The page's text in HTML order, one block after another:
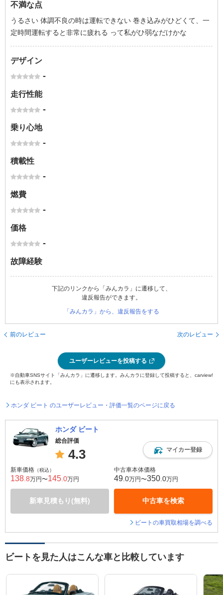
不満な点
うるさい 体調不良の時は運転できない 巻き込みがひどくて、一
定時間運転すると非常に疲れる って私がひ弱なだけかな
デザイン
-
走行性能
-
乗り心地
-
積載性
-
燃費
-
価格
-
故障経験
下記のリンクから「みんカラ」に遷移して、
違反報告ができます。
「みんカラ」から、違反報告をする
前のレビュー 次のレビュー
ユーザーレビューを投稿する
※自動車SNSサイト「みんカラ」に遷移します。みんカラに登録して投稿すると、carview!
にも表示されます。
ホンダ ビート のユーザーレビュー・評価一覧のページに戻る
ホンダ ビート
総合評価
4.3 マイカー登録
新車価格 （税込）
138 .8万円〜145 .0万円
新車見積もり(無料)
中古車本体価格
49 .0万円〜350 .0万円
中古車を検索
ビートの車買取相場を調べる
ビートを見た人はこんな車と比較しています